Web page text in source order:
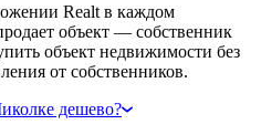
Realt в каждом
объект — собственник
объект недвижимости без
от собственников.
дешево?